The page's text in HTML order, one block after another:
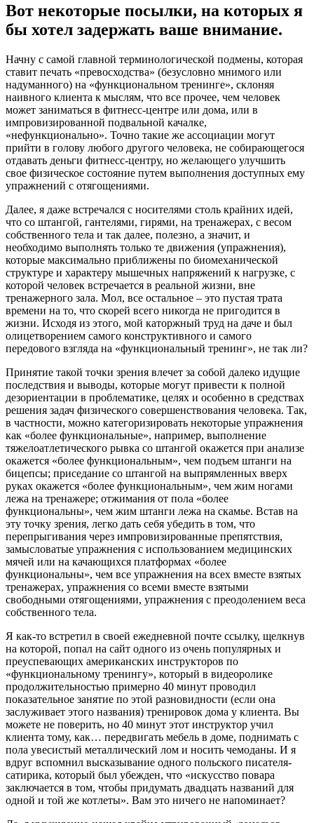
Вот некоторые посылки, на которых я
бы хотел задержать ваше внимание.
Начну с самой главной терминологической подмены, которая
ставит печать «превосходства» (безусловно мнимого или
надуманного) на «функциональном тренинге», склоняя
наивного клиента к мыслям, что все прочее, чем человек
может заниматься в фитнесс-центре или дома, или в
импровизированной подвальной качалке,
«нефункционально». Точно такие же ассоциации могут
прийти в голову любого другого человека, не собирающегося
отдавать деньги фитнесс-центру, но желающего улучшить
свое физическое состояние путем выполнения доступных ему
упражнений с отягощениями.
Далее, я даже встречался с носителями столь крайних идей,
что со штангой, гантелями, гирями, на тренажерах, с весом
собственного тела и так далее, полезно, а значит, и
необходимо выполнять только те движения (упражнения),
которые максимально приближены по биомеханической
структуре и характеру мышечных напряжений к нагрузке, с
которой человек встречается в реальной жизни, вне
тренажерного зала. Мол, все остальное – это пустая трата
времени на то, что скорей всего никогда не пригодится в
жизни. Исходя из этого, мой каторжный труд на даче и был
олицетворением самого конструктивного и самого
передового взгляда на «функциональный тренинг», не так ли?
Принятие такой точки зрения влечет за собой далеко идущие
последствия и выводы, которые могут привести к полной
дезориентации в проблематике, целях и особенно в средствах
решения задач физического совершенствования человека. Так,
в частности, можно категоризировать некоторые упражнения
как «более функциональные», например, выполнение
тяжелоатлетического рывка со штангой окажется при анализе
окажется «более функциональным», чем подъем штанги на
бицепсы; приседание со штангой на выпрямленных вверх
руках окажется «более функциональным», чем жим ногами
лежа на тренажере; отжимания от пола «более
функциональны», чем жим штанги лежа на скамье. Встав на
эту точку зрения, легко дать себя убедить в том, что
перепрыгивания через импровизированные препятствия,
замысловатые упражнения с использованием медицинских
мячей или на качающихся платформах «более
функциональны», чем все упражнения на всех вместе взятых
тренажерах, упражнения со всеми вместе взятыми
свободными отягощениями, упражнения с преодолением веса
собственного тела.
Я как-то встретил в своей ежедневной почте ссылку, щелкнув
на которой, попал на сайт одного из очень популярных и
преуспевающих американских инструкторов по
«функциональному тренингу», который в видеоролике
продолжительностью примерно 40 минут проводил
показательное занятие по этой разновидности (если она
заслуживает этого названия) тренировок дома у клиента. Вы
можете не поверить, но 40 минут этот инструктор учил
клиента тому, как… передвигать мебель в доме, поднимать с
пола увесистый металлический лом и носить чемоданы. И я
вдруг вспомнил высказывание одного польского писателя-
сатирика, который был убежден, что «искусство повара
заключается в том, чтобы придумать двадцать названий для
одной и той же котлеты». Вам это ничего не напоминает?